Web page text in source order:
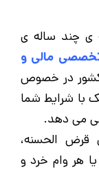
ی چند ساله ی
مالی و
کشور در خصوص
با شرایط شما
می دهد.
الحسنه،
هر وام خرد و